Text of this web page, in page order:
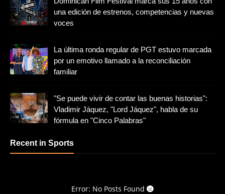
una edición de estrenos, competencias y nuevas
voces
La última ronda regular de PGT estuvo marcada
por un emotivo llamado a la reconciliación
familiar
"Se puede vivir de contar las buenas historias":
Vladimir Jáquez, "Lord Jáquez", habla de su
fórmula en "Cinco Palabras"
Recent in Sports
Error: No Posts Found